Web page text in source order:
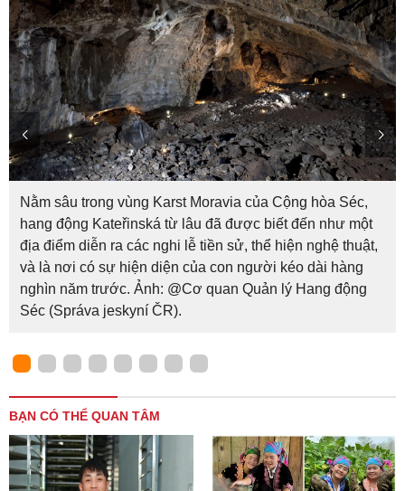
Nằm sâu trong vùng Karst Moravia của Cộng hòa Séc,
hang động Kateřinská từ lâu đã được biết đến như một
địa điểm diễn ra các nghi lễ tiền sử, thể hiện nghệ thuật,
và là nơi có sự hiện diện của con người kéo dài hàng
nghìn năm trước. Ảnh: @Cơ quan Quản lý Hang động
Séc (Správa jeskyní ČR).
BẠN CÓ THỂ QUAN TÂM